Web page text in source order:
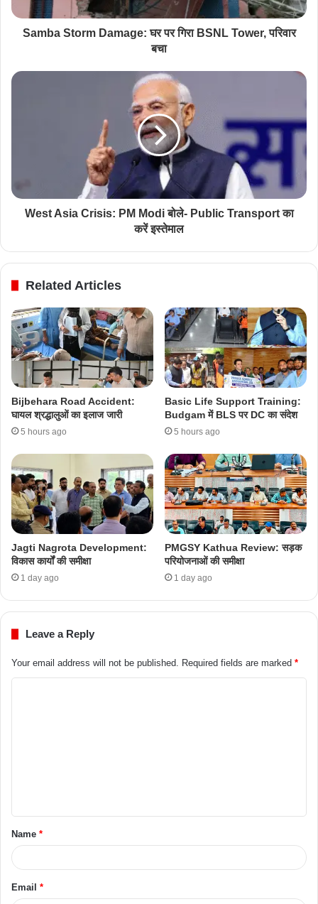
Samba Storm Damage: घर पर गिरा BSNL Tower, परिवार
बचा
West Asia Crisis: PM Modi बोले- Public Transport का
करें इस्तेमाल
Related Articles
Bijbehara Road Accident:
घायल श्रद्धालुओं का इलाज जारी
5 hours ago
Basic Life Support Training:
Budgam में BLS पर DC का संदेश
5 hours ago
Jagti Nagrota Development:
विकास कार्यों की समीक्षा
1 day ago
PMGSY Kathua Review: सड़क
परियोजनाओं की समीक्षा
1 day ago
Leave a Reply
Your email address will not be published. Required fields are marked *
Name *
Email *